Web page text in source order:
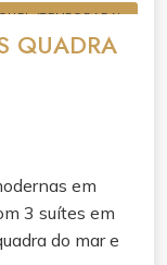
(TEMPORADA)
QUADRA
em
3 suítes em
do mar e